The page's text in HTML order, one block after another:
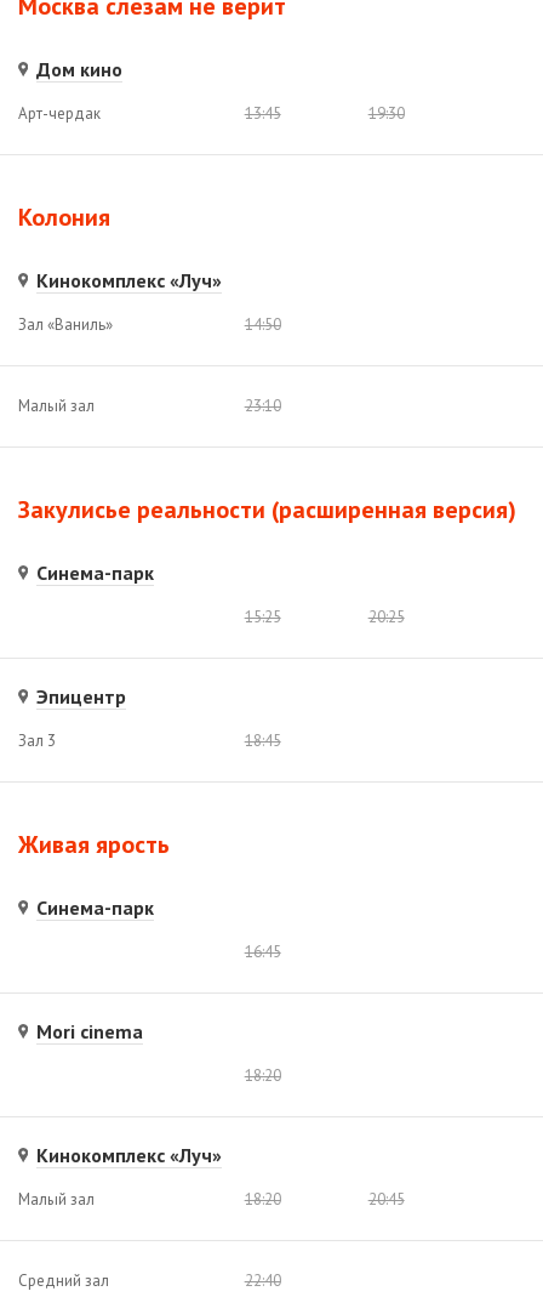
Дом кино
Арт-чердак 13:45 19:30
Колония
Кинокомплекс «Луч»
Зал «Ваниль» 14:50
Малый зал 23:10
Закулисье реальности (расширенная версия)
Синема-парк
15:25 20:25
Эпицентр
Зал 3 18:45
Живая ярость
Синема-парк
16:45
Mori cinema
18:20
Кинокомплекс «Луч»
Малый зал 18:20 20:45
Средний зал 22:40